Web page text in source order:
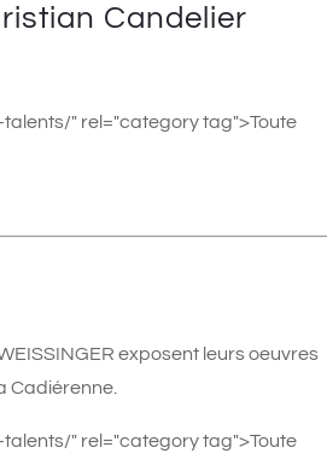
Candelier
" rel="category tag">Toute
exposent leurs oeuvres
Cadiérenne.
" rel="category tag">Toute